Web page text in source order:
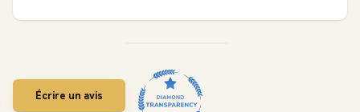
Écrire un avis